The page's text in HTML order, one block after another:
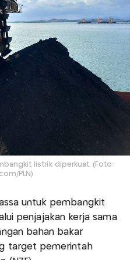
listrik diperkuat. (Foto:
PLN)
untuk pembangkit
penjajakan kerja sama
bahan bakar
target pemerintah